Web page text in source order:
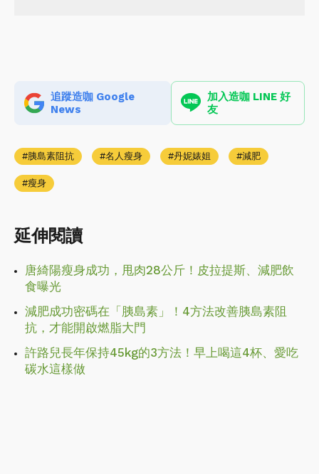
追蹤造咖 Google
News
加入造咖 LINE 好
友
胰島素阻抗 名人瘦身 丹妮婊姐 減肥
瘦身
延伸閱讀
唐綺陽瘦身成功，甩肉28公斤！皮拉提斯、減肥飲
食曝光
減肥成功密碼在「胰島素」！4方法改善胰島素阻
抗，才能開啟燃脂大門
許路兒長年保持45kg的3方法！早上喝這4杯、愛吃
碳水這樣做